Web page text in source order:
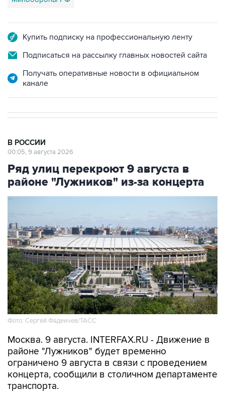
Купить подписку на профессиональную ленту
Подписаться на рассылку главных новостей сайта
Получать оперативные новости в официальном
канале
В РОССИИ
00:05, 9 августа 2026
Ряд улиц перекроют 9 августа в
районе "Лужников" из-за концерта
Фото: Сергей Фадеичев/ТАСС
Москва. 9 августа. INTERFAX.RU - Движение в
районе "Лужников" будет временно
ограничено 9 августа в связи с проведением
концерта, сообщили в столичном департаменте
транспорта.